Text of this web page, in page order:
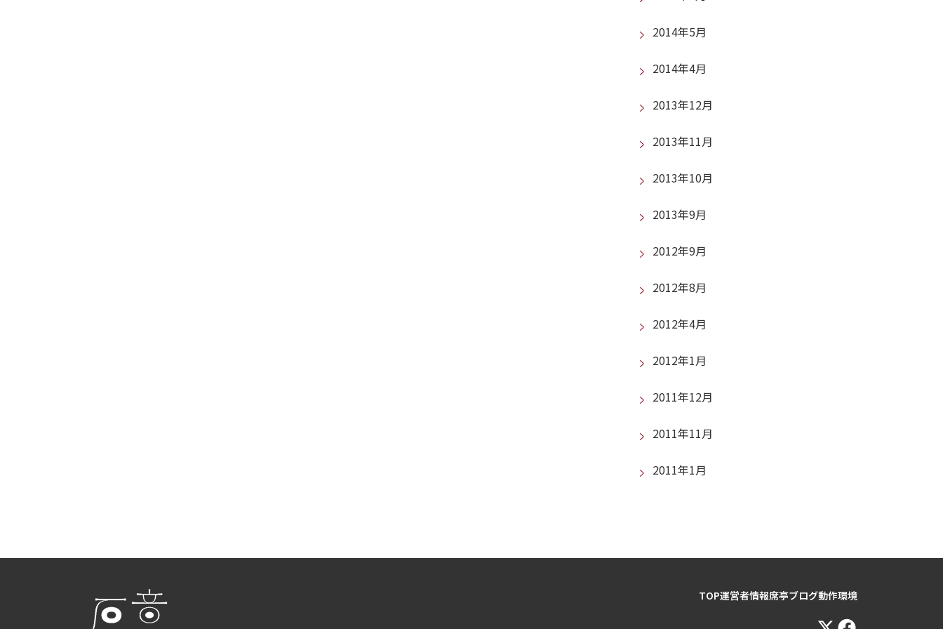
2014年5月
2014年4月
2013年12月
2013年11月
2013年10月
2013年9月
2012年9月
2012年8月
2012年4月
2012年1月
2011年12月
2011年11月
2011年1月
TOP運営者情報席亭ブログ動作環境